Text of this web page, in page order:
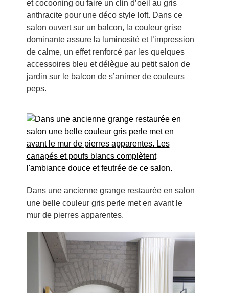
et cocooning ou faire un clin d’oeil au gris
anthracite pour une déco style loft. Dans ce
salon ouvert sur un balcon, la couleur grise
dominante assure la luminosité et l’impression
de calme, un effet renforcé par les quelques
accessoires bleu et délègue au petit salon de
jardin sur le balcon de s’animer de couleurs
peps.
Dans une ancienne grange restaurée en salon
une belle couleur gris perle met en avant le
mur de pierres apparentes.